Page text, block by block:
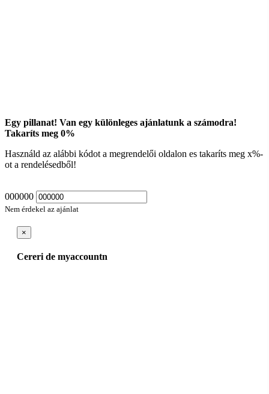
Egy pillanat! Van egy különleges ajánlatunk a számodra!
Takaríts meg 0%
Használd az alábbi kódot a megrendelői oldalon es takaríts meg x%-
ot a rendelésedből!
000000
Nem érdekel az ajánlat
×
Cereri de myaccountn